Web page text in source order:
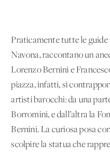
Praticamente tutte le
Navona, raccontano un
Lorenzo Bernini e
piazza, infatti, si
artisti barocchi: da una
Borromini, e dall’altra la
Bernini. La curiosa posa
scolpire la statua che